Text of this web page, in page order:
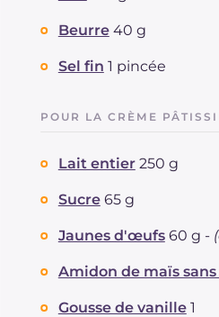
Beurre 40 g
Sel fin 1 pincée
POUR LA CRÈME
Lait entier 250 g
Sucre 65 g
Jaunes d'œufs 60 g -
Amidon de maïs
Gousse de vanille 1